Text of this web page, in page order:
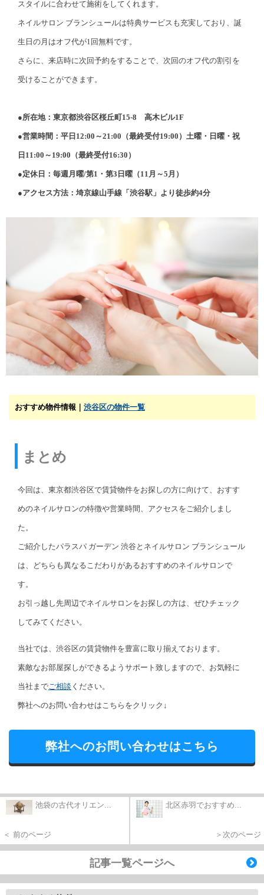
スタイルに合わせて施術をしてくれます。
ネイルサロン ブランシュールは特典サービスも充実しており、誕
生日の月はオフ代が1回無料です。
さらに、来店時に次回予約をすることで、次回のオフ代の割引を
受けることができます。
●所在地：東京都渋谷区桜丘町15-8 高木ビル1F
●営業時間：平日12:00～21:00（最終受付19:00）土曜・日曜・祝
日11:00～19:00（最終受付16:30）
●定休日：毎週月曜/第1・第3日曜（11月～5月）
●アクセス方法：埼京線山手線「渋谷駅」より徒歩約4分
おすすめ物件情報｜ 渋谷区の物件一覧
まとめ
今回は、東京都渋谷区で賃貸物件をお探しの方に向けて、おすす
めのネイルサロンの特徴や営業時間、アクセスをご紹介しまし
た。
ご紹介したパラスパ ガーデン 渋谷とネイルサロン ブランシュール
は、どちらも異なるこだわりがあるおすすめのネイルサロンで
す。
お引っ越し先周辺でネイルサロンをお探しの方は、ぜひチェック
してみてください。
当社では、渋谷区の賃貸物件を豊富に取り揃えております。
素敵なお部屋探しができるようサポート致しますので、お気軽に
当社までご相談 ください。
弊社へのお問い合わせはこちらをクリック↓
弊社へのお問い合わせはこちら
池袋の古代オリエン...
＜ 前のページ
北区赤羽でおすすめ...
＞次のページ
記事一覧ページへ